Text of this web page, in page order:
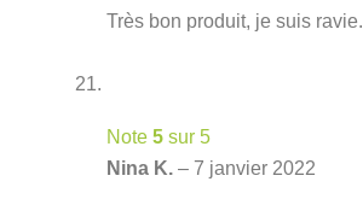
Très bon produit, je suis ravie.
Note 5 sur 5
Nina K. – 7 janvier 2022